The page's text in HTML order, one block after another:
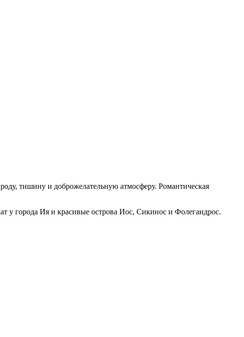
тишину и доброжелательную атмосферу. Романтическая
у города Ия и красивые острова Иос, Сикинос и Фолегандрос.